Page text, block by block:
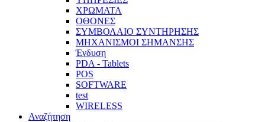
ΧΡΩΜΑΤΑ
ΟΘΟΝΕΣ
ΣΥΜΒΟΛΑΙΟ ΣΥΝΤΗΡΗΣΗΣ
ΜΗΧΑΝΙΣΜΟΙ ΣΗΜΑΝΣΗΣ
Ένδυση
PDA - Tablets
POS
SOFTWARE
test
WIRELESS
Αναζήτηση